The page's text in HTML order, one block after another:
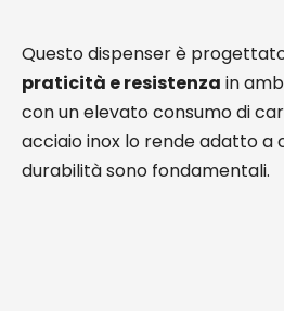
Questo dispenser è
praticità e resistenza in
con un elevato consumo di
acciaio inox lo rende adatto a
durabilità sono fondamentali.